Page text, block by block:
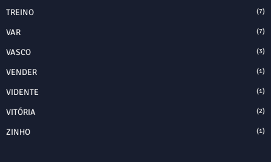
TREINO (7)
VAR (7)
VASCO (3)
VENDER (1)
VIDENTE (1)
VITÓRIA (2)
ZINHO (1)